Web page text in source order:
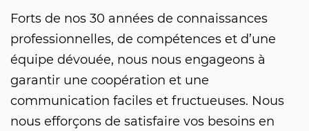
Forts de nos 30 années de connaissances
professionnelles, de compétences et d’une
équipe dévouée, nous nous engageons à
garantir une coopération et une
communication faciles et fructueuses. Nous
nous efforçons de satisfaire vos besoins en